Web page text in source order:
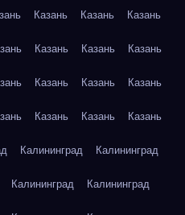
Казань Казань Казань
Казань Казань Казань
Казань Казань Казань
Казань Казань Казань
Калининград Калининград
Калининград Калининград